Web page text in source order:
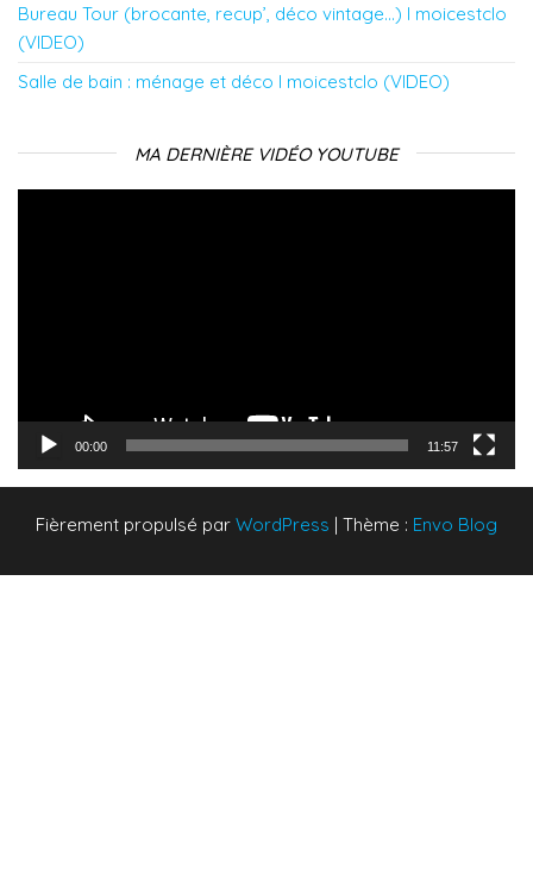
Bureau Tour (brocante, recup’, déco vintage…) l moicestclo
(VIDEO)
Salle de bain : ménage et déco l moicestclo (VIDEO)
MA DERNIÈRE VIDÉO YOUTUBE
00:00 11:57
Fièrement propulsé par WordPress | Thème : Envo Blog